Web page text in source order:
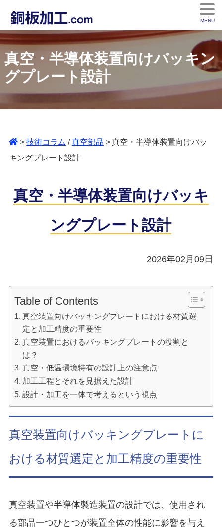
MENU
真空・半導体装置向けバッキン
グプレート設計
> 技術コラム /真空部品 > 真空・半導体装置向けバッ
キングプレート設計
真空・半導体装置向けバッキ
ングプレート設計
2026年02月09日
Table of Contents
真空装置向けバッキングプレートにおける材質選
定と加工精度の重要性
真空装置におけるバッキングプレートの役割と
は？
真空・低温環境特有の設計上の注意点
加工工程とそれを見据えた設計
設計・加工を一体で考えるという視点
真空装置向けバッキングプレートに
おける材質選定と加工精度の重要性
真空装置や半導体製造装置の設計では、使用され
る部品一つひとつが装置全体の性能に影響を与え